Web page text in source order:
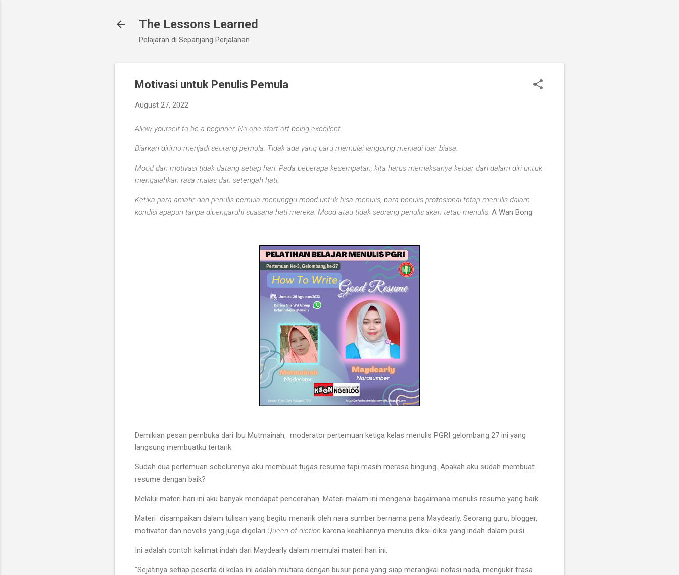
The Lessons Learned
Pelajaran di Sepanjang Perjalanan
Motivasi untuk Penulis Pemula
August 27, 2022
Allow yourself to be a beginner. No one start off being excellent.
Biarkan dirimu menjadi seorang pemula. Tidak ada yang baru memulai langsung menjadi luar biasa.
Mood dan motivasi tidak datang setiap hari. Pada beberapa kesempatan, kita harus memaksanya keluar dari dalam diri untuk
mengalahkan rasa malas dan setengah hati.
Ketika para amatir dan penulis pemula menunggu mood untuk bisa menulis, para penulis profesional tetap menulis dalam
kondisi apapun tanpa dipengaruhi suasana hati mereka. Mood atau tidak seorang penulis akan tetap menulis. A Wan Bong
Demikian pesan pembuka dari Ibu Mutmainah, moderator pertemuan ketiga kelas menulis PGRI gelombang 27 ini yang
langsung membuatku tertarik.
Sudah dua pertemuan sebelumnya aku membuat tugas resume tapi masih merasa bingung. Apakah aku sudah membuat
resume dengan baik?
Melalui materi hari ini aku banyak mendapat pencerahan. Materi malam ini mengenai bagaimana menulis resume yang baik.
Materi disampaikan dalam tulisan yang begitu menarik oleh nara sumber bernama pena Maydearly. Seorang guru, blogger,
motivator dan novelis yang juga digelari Queen of diction karena keahliannya menulis diksi-diksi yang indah dalam puisi.
Ini adalah contoh kalimat indah dari Maydearly dalam memulai materi hari ini:
"Sejatinya setiap peserta di kelas ini adalah mutiara dengan busur pena yang siap merangkai notasi nada, mengukir frasa